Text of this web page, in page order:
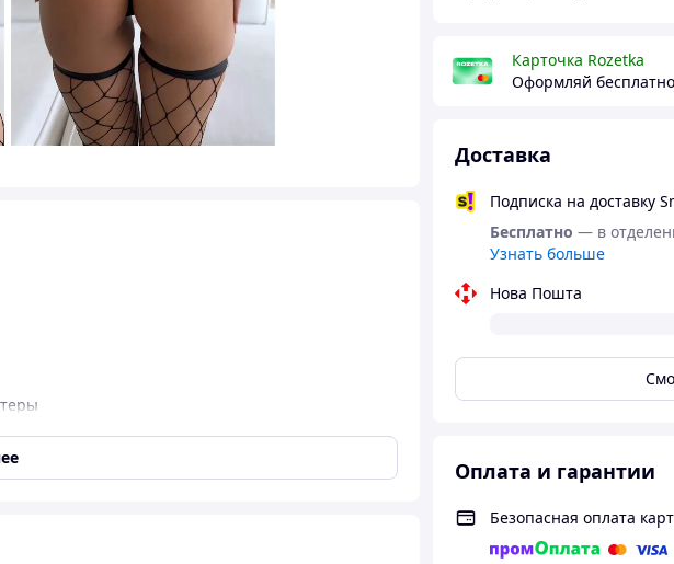
Карточка Rozetka
Оформляй бесплатно
Доставка
Подписка на доставку
Бесплатно — в
Узнать больше
Нова Пошта
Оплата и гарантии
Безопасная оплата